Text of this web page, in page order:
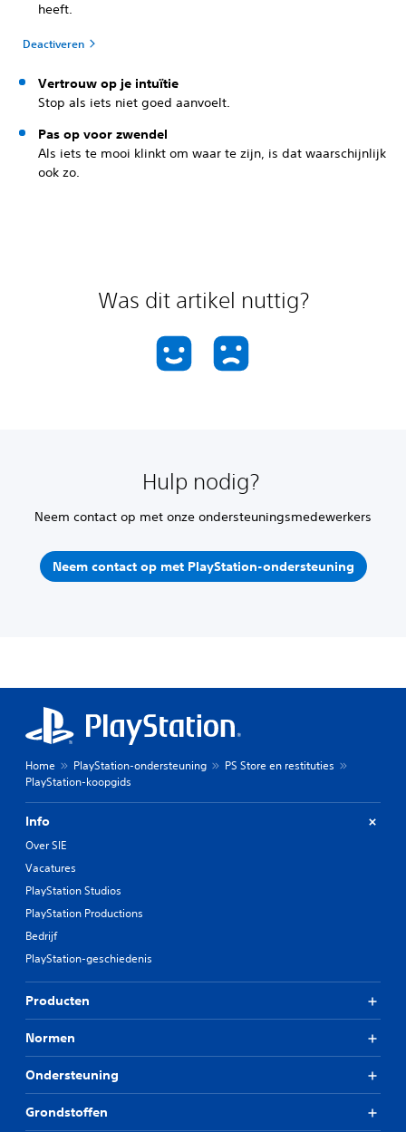
heeft.
Deactiveren
Vertrouw op je intuïtie
Stop als iets niet goed aanvoelt.
Pas op voor zwendel
Als iets te mooi klinkt om waar te zijn, is dat waarschijnlijk
ook zo.
Was dit artikel nuttig?
Hulp nodig?
Neem contact op met onze ondersteuningsmedewerkers
Neem contact op met PlayStation-ondersteuning
Home PlayStation-ondersteuning
PS Store en restituties
PlayStation-koopgids
Info
Over SIE
Vacatures
PlayStation Studios
PlayStation Productions
Bedrijf
PlayStation-geschiedenis
Producten
Normen
Ondersteuning
Grondstoffen